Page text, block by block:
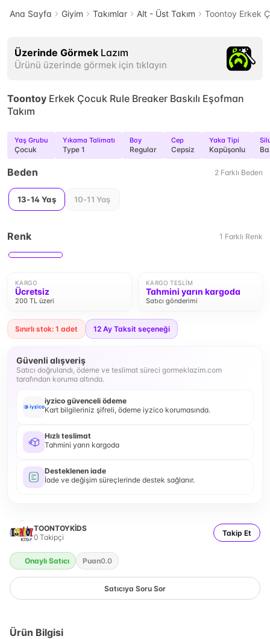
Ana Sayfa Giyim Takımlar Alt - Üst Takım Toontoy Erkek
Üzerinde Görmek Lazım
Ürünü üzerinde görmek için tıklayın
Toontoy Erkek Çocuk Rule Breaker Baskılı Eşofman
Takım
Yaş Grubu
Çocuk
Yıkama Talimatı
Type 1
Boy
Regular
Cep
Cepsiz
Yaka Tipi
Kapüşonlu
Beden 2 Farklı Beden
13-14 Yaş 10-11 Yaş
Renk 1 Farklı Renk
KARGO
Ücretsiz
200 TL üzeri
KARGO TESLIM
Tahmini yarın kargoda
Satıcı gönderimi
Sınırlı stok: 1 adet 12 Ay Taksit seçeneği
Güvenli alışveriş
Satıcı doğrulandı, ödeme ve teslimat süreci gormeklazim.com
tarafından koruma altında.
iyzico güvenceli ödeme
Kart bilgileriniz şifreli, ödeme iyzico korumasında.
Hızlı teslimat
Tahmini yarın kargoda
Desteklenen iade
İade ve değişim süreçlerinde destek sağlanır.
TOONTOYKİDS
0 Takipçi Takip Et
Onaylı Satıcı Puan0.0
Satıcıya Soru Sor
Ürün Bilgisi